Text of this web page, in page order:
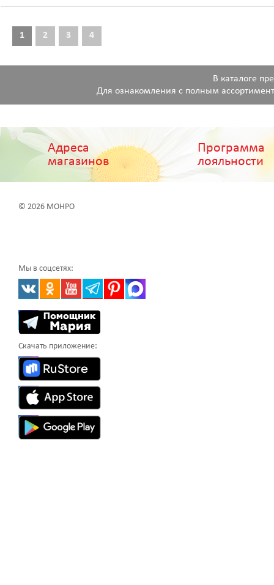
1 2 3 4
В каталоге
Для ознакомления с полным
Адреса
магазинов
Программа
лояльности
© 2026 МОНРО
Мы в соцсетях:
Скачать приложение: